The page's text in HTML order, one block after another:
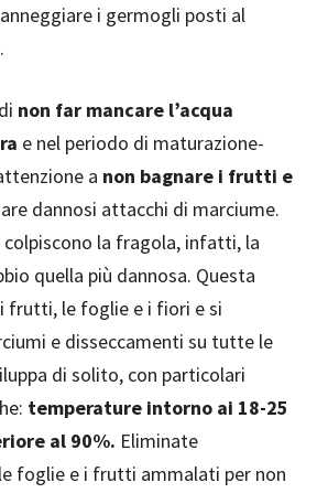
i germogli posti al
non far mancare l’acqua
e nel periodo di maturazione-
a non bagnare i frutti e
dannosi attacchi di marciume.
la fragola, infatti, la
quella più dannosa. Questa
frutti, le foglie e i fiori e si
e disseccamenti su tutte le
di solito, con particolari
temperature intorno ai 18-25
al 90%. Eliminate
foglie e i frutti ammalati per non